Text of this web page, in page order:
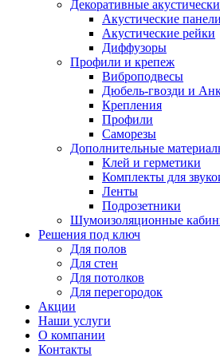
Декоративные
Акустические панели
Акустические рейки
Диффузоры
Профили и крепеж
Виброподвесы
Дюбель-гвозди и
Крепления
Профили
Саморезы
Дополнительные
Клей и герметики
Комплекты для
Ленты
Подрозетники
Шумоизоляционные
Решения под ключ
Для полов
Для стен
Для потолков
Для перегородок
Акции
Наши услуги
О компании
Контакты